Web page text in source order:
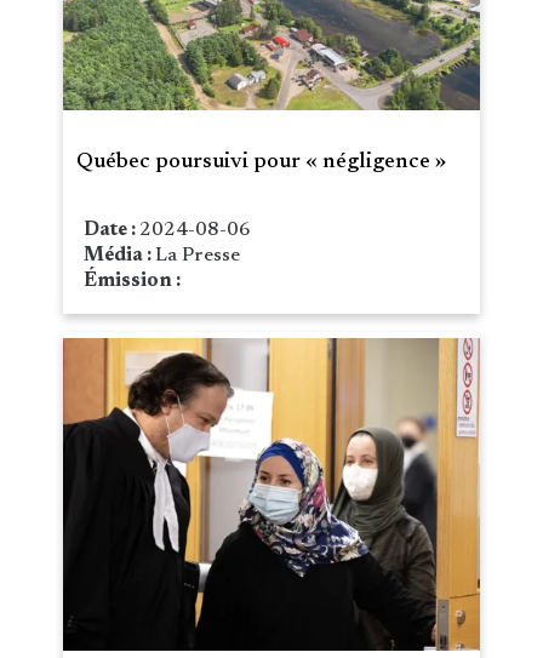
Québec poursuivi pour « négligence »
Date : 2024-08-06
Média : La Presse
Émission :